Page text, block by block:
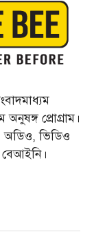
প্রোগ্রাম।
অডিও, ভিডিও